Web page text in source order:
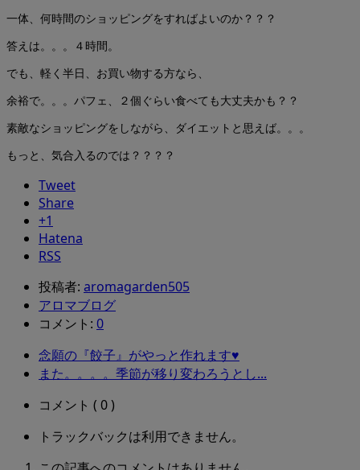
一体、何時間のショッピングをすればよいのか？？？
答えは。。。４時間。
でも、軽く半日、お買い物する方なら、
余裕で。。。パフェ、２個ぐらい食べても大丈夫かも？？
素敵なショッピングをしながら、ダイエットと思えば。。。
もっと、気合入るのでは？？？？
Tweet
Share
+1
Hatena
RSS
投稿者: aromagarden505
アロマブログ
コメント: 0
念願の『餃子』がやっと作れます♥
また。。。。季節が移り変わろうとし...
コメント ( 0 )
トラックバックは利用できません。